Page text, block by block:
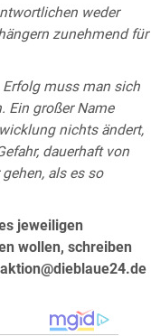
weder
zunehmend für
muss man sich
Ein großer Name
nichts ändert,
dauerhaft von
als es so
jeweiligen
wollen, schreiben